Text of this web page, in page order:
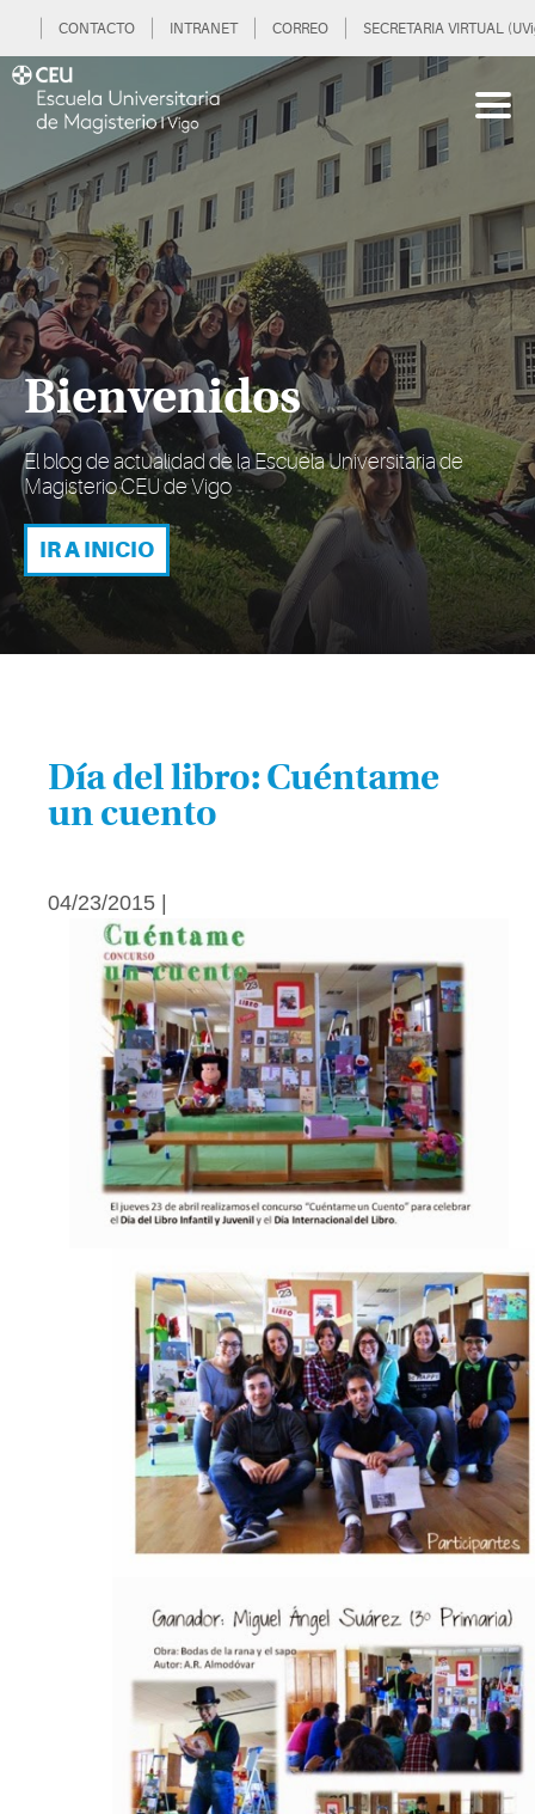
CONTACTO INTRANET CORREO SECRETARIA VIRTUAL
Bienvenidos
El blog de actualidad de la Escuela Universitaria de
Magisterio CEU de Vigo
IR A INICIO
Día del libro: Cuéntame
un cuento
04/23/2015 |